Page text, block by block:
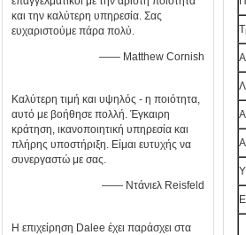
και την καλύτερη υπηρεσία. Σας
ευχαριστούμε πάρα πολύ.
—— Matthew Cornish
Καλύτερη τιμή και υψηλός - η ποιότητα,
αυτό με βοήθησε πολλή. Έγκαιρη
κράτηση, ικανοποιητική υπηρεσία και
πλήρης υποστήριξη. Είμαι ευτυχής να
συνεργαστώ με σας.
—— Ντάνιελ Reisfeld
Η επιχείρηση Dalee έχει παράσχει στα